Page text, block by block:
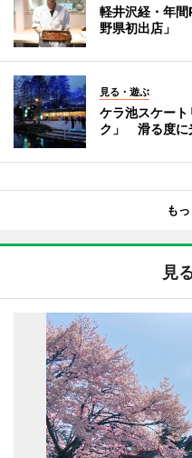
軽井沢経・年
野県初出店」
見る・遊ぶ
ケラ池スケー
ク」 滑る度に
も
見